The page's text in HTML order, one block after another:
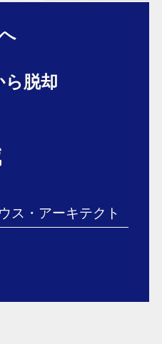
ら脱却
ス・アーキテクト